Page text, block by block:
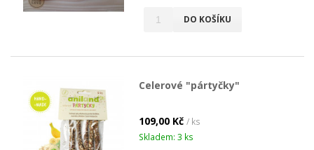
DO KOŠÍKU
Celerové "pártyčky"
109,00 Kč / ks
Skladem: 3 ks